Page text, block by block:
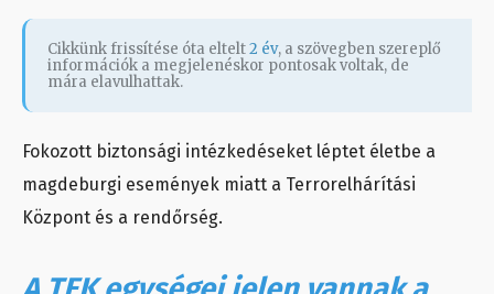
Cikkünk frissítése óta eltelt2 év, a szövegben szereplő
információk a megjelenéskor pontosak voltak, de
mára elavulhattak.
Fokozott biztonsági intézkedéseket léptet életbe a
magdeburgi események miatt a Terrorelhárítási
Központ és a rendőrség.